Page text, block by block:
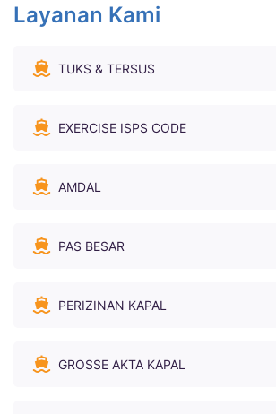
Layanan Kami
TUKS & TERSUS
EXERCISE ISPS CODE
AMDAL
PAS BESAR
PERIZINAN KAPAL
GROSSE AKTA KAPAL